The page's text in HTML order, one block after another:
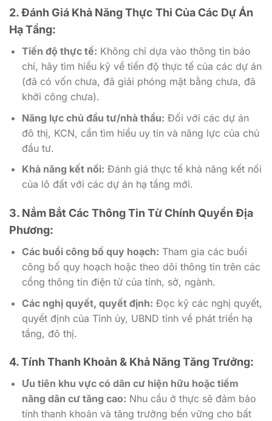
2. Đánh Giá Khả Năng Thực Thi Của Các Dự Án
Hạ Tầng:
Tiến độ thực tế: Không chỉ dựa vào thông tin báo
chí, hãy tìm hiểu kỹ về tiến độ thực tế của các dự án
(đã có vốn chưa, đã giải phóng mặt bằng chưa, đã
khởi công chưa).
Năng lực chủ đầu tư/nhà thầu: Đối với các dự án
đô thị, KCN, cần tìm hiểu uy tín và năng lực của chủ
đầu tư.
Khả năng kết nối: Đánh giá thực tế khả năng kết nối
của lô đất với các dự án hạ tầng mới.
3. Nắm Bắt Các Thông Tin Từ Chính Quyền Địa
Phương:
Các buổi công bố quy hoạch: Tham gia các buổi
công bố quy hoạch hoặc theo dõi thông tin trên các
cổng thông tin điện tử của tỉnh, sở, ngành.
Các nghị quyết, quyết định: Đọc kỹ các nghị quyết,
quyết định của Tỉnh ủy, UBND tỉnh về phát triển hạ
tầng, đô thị.
4. Tính Thanh Khoản & Khả Năng Tăng Trưởng:
Ưu tiên khu vực có dân cư hiện hữu hoặc tiềm
năng dân cư tăng cao: Nhu cầu ở thực sẽ đảm bảo
tính thanh khoản và tăng trưởng bền vững cho bất